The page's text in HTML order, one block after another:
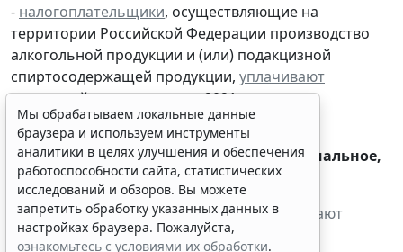
- налогоплательщики, осуществляющие на
территории Российской Федерации производство
алкогольной продукции и (или) подакцизной
спиртосодержащей продукции, уплачивают
авансовый платеж за март 2021 г.
Страховые взносы на обязательное социальное,
пенсионное, медицинское страхование:
-плательщикистраховых взносовуплачивают
взносы в ФНС за февраль 2021 г.
Мы обрабатываем локальные данные
браузера и используем инструменты
аналитики в целях улучшения и обеспечения
работоспособности сайта, статистических
исследований и обзоров. Вы можете
запретить обработку указанных данных в
настройках браузера. Пожалуйста,
ознакомьтесь с условиями их обработки.
Принять